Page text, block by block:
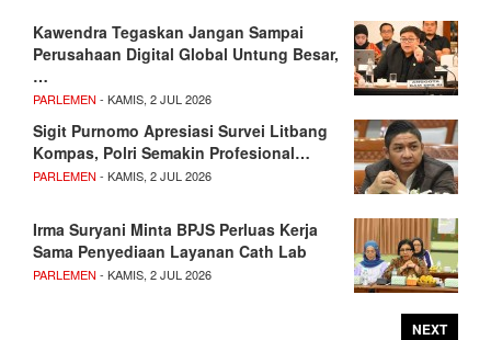
Kawendra Tegaskan Jangan Sampai
Perusahaan Digital Global Untung Besar,
…
PARLEMEN - KAMIS, 2 JUL 2026
Sigit Purnomo Apresiasi Survei Litbang
Kompas, Polri Semakin Profesional…
PARLEMEN - KAMIS, 2 JUL 2026
Irma Suryani Minta BPJS Perluas Kerja
Sama Penyediaan Layanan Cath Lab
PARLEMEN - KAMIS, 2 JUL 2026
NEXT